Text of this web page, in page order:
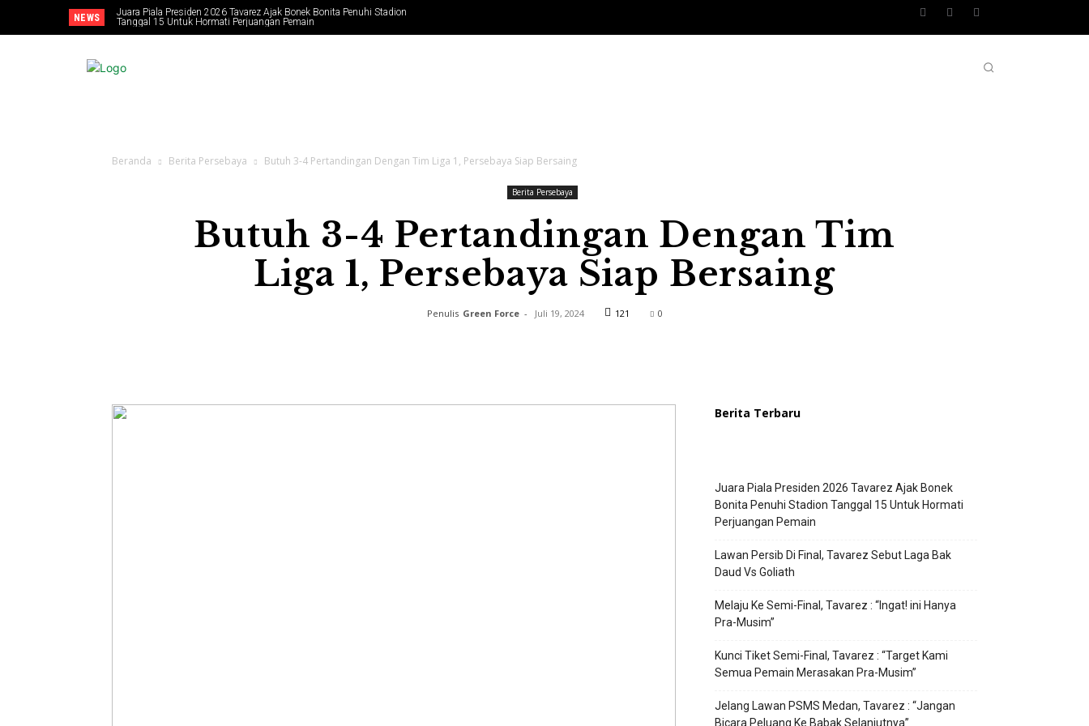
NEWS
Juara Piala Presiden 2026 Tavarez Ajak Bonek Bonita Penuhi Stadion
Tanggal 15 Untuk Hormati Perjuangan Pemain
Beranda Berita Persebaya Butuh 3-4 Pertandingan Dengan Tim Liga 1, Persebaya Siap Bersaing
Berita Persebaya
Butuh 3-4 Pertandingan Dengan Tim
Liga 1, Persebaya Siap Bersaing
Penulis Green Force - Juli 19, 2024 121 0
Berita Terbaru
Juara Piala Presiden 2026 Tavarez Ajak Bonek
Bonita Penuhi Stadion Tanggal 15 Untuk Hormati
Perjuangan Pemain
Lawan Persib Di Final, Tavarez Sebut Laga Bak
Daud Vs Goliath
Melaju Ke Semi-Final, Tavarez : “Ingat! ini Hanya
Pra-Musim”
Kunci Tiket Semi-Final, Tavarez : “Target Kami
Semua Pemain Merasakan Pra-Musim”
Jelang Lawan PSMS Medan, Tavarez : “Jangan
Bicara Peluang Ke Babak Selanjutnya”